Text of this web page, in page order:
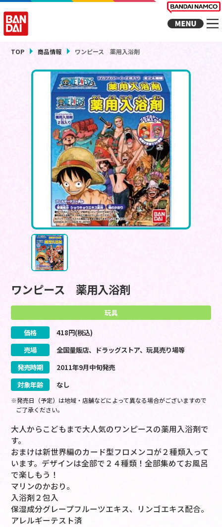
TOP 商品情報 ワンピース 薬用入浴剤
ワンピース 薬用入浴剤
玩具
価格 418円(税込)
売場
全国量販店、ドラッグストア、玩具売り場等
発売時期
2011年9月中旬発売
対象年齢
なし
※発売日（予定）は地域・店舗などによって異なる場合がございますので
ご了承ください。
大人からこどもまで大人気のワンピースの薬用入浴剤で
す。
おまけは新世界編のカード型フロメンコが２種類入って
います。デザインは全部で２４種類！全部集めてお風呂
で楽しもう！
マリンのかおり。
入浴剤２包入
保湿成分グレープフルーツエキス、リンゴエキス配合。
アレルギーテスト済